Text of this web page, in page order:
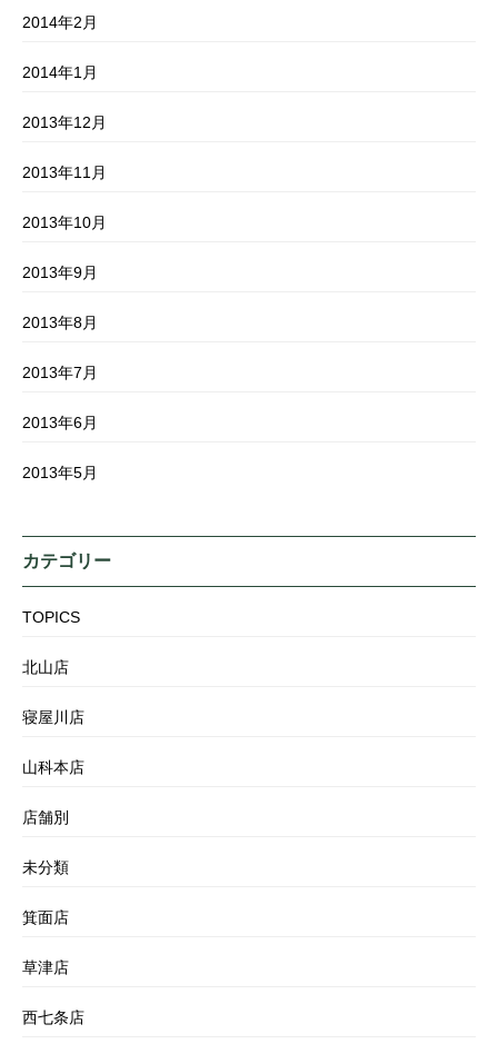
2014年2月
2014年1月
2013年12月
2013年11月
2013年10月
2013年9月
2013年8月
2013年7月
2013年6月
2013年5月
カテゴリー
TOPICS
北山店
寝屋川店
山科本店
店舗別
未分類
箕面店
草津店
西七条店